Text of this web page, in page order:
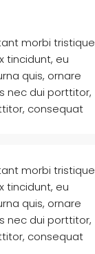
morbi tristique
tincidunt, eu
quis, ornare
nec dui porttitor,
consequat
morbi tristique
tincidunt, eu
quis, ornare
nec dui porttitor,
consequat